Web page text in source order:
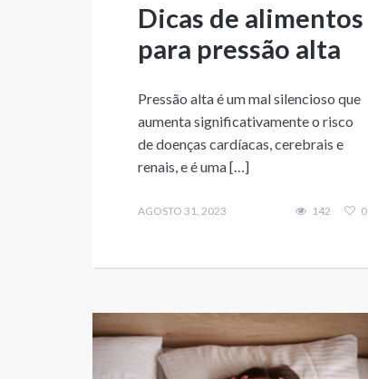
Dicas de alimentos
para pressão alta
Pressão alta é um mal silencioso que
aumenta significativamente o risco
de doenças cardíacas, cerebrais e
renais, e é uma […]
AGOSTO 31, 2023 142 0